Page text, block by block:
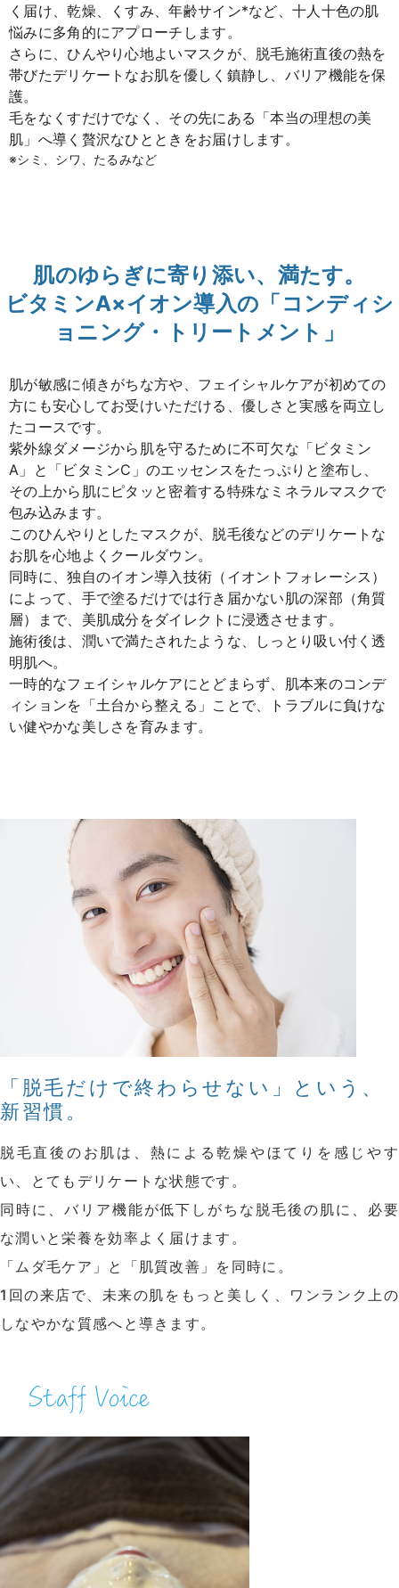
く届け、乾燥、くすみ、年齢サイン*など、十人十色の肌
悩みに多角的にアプローチします。
さらに、ひんやり心地よいマスクが、脱毛施術直後の熱を
帯びたデリケートなお肌を優しく鎮静し、バリア機能を保
護。
毛をなくすだけでなく、その先にある「本当の理想の美
肌」へ導く贅沢なひとときをお届けします。
※シミ、シワ、たるみなど
肌のゆらぎに寄り添い、満たす。
ビタミンA×イオン導入の「コンディシ
ョニング・トリートメント」
肌が敏感に傾きがちな方や、フェイシャルケアが初めての
方にも安心してお受けいただける、優しさと実感を両立し
たコースです。
紫外線ダメージから肌を守るために不可欠な「ビタミン
A」と「ビタミンC」のエッセンスをたっぷりと塗布し、
その上から肌にピタッと密着する特殊なミネラルマスクで
包み込みます。
このひんやりとしたマスクが、脱毛後などのデリケートな
お肌を心地よくクールダウン。
同時に、独自のイオン導入技術（イオントフォレーシス）
によって、手で塗るだけでは行き届かない肌の深部（角質
層）まで、美肌成分をダイレクトに浸透させます。
施術後は、潤いで満たされたような、しっとり吸い付く透
明肌へ。
一時的なフェイシャルケアにとどまらず、肌本来のコンデ
ィションを「土台から整える」ことで、トラブルに負けな
い健やかな美しさを育みます。
「脱毛だけで終わらせない」という、
新習慣。
脱毛直後のお肌は、熱による乾燥やほてりを感じやす
い、とてもデリケートな状態です。
同時に、バリア機能が低下しがちな脱毛後の肌に、必要
な潤いと栄養を効率よく届けます。
「ムダ毛ケア」と「肌質改善」を同時に。
1回の来店で、未来の肌をもっと美しく、ワンランク上の
しなやかな質感へと導きます。